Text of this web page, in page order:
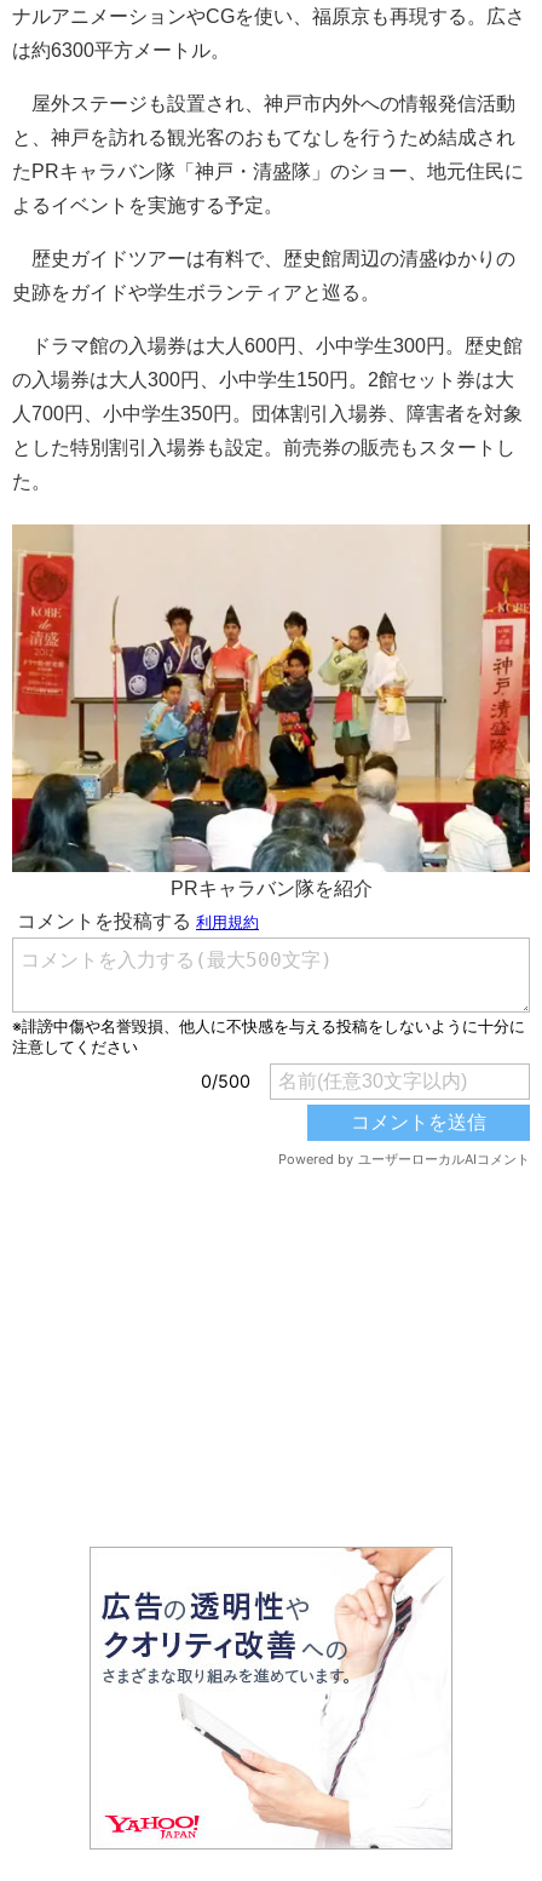
ナルアニメーションやCGを使い、福原京も再現する。広さ
は約6300平方メートル。
屋外ステージも設置され、神戸市内外への情報発信活動
と、神戸を訪れる観光客のおもてなしを行うため結成され
たPRキャラバン隊「神戸・清盛隊」のショー、地元住民に
よるイベントを実施する予定。
歴史ガイドツアーは有料で、歴史館周辺の清盛ゆかりの
史跡をガイドや学生ボランティアと巡る。
ドラマ館の入場券は大人600円、小中学生300円。歴史館
の入場券は大人300円、小中学生150円。2館セット券は大
人700円、小中学生350円。団体割引入場券、障害者を対象
とした特別割引入場券も設定。前売券の販売もスタートし
た。
PRキャラバン隊を紹介